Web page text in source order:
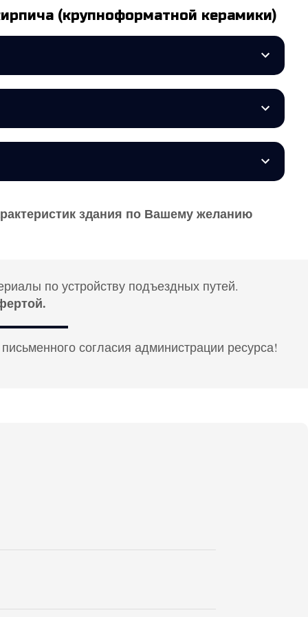
(крупноформатной керамики)
здания по Вашему желанию
по устройству подъездных путей.
согласия администрации ресурса!